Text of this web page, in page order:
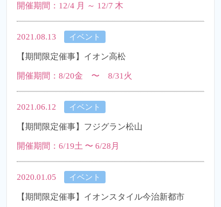
開催期間：12/4 月 ～ 12/7 木
2021.08.13 イベント
【期間限定催事】イオン高松
開催期間：8/20金 〜 8/31火
2021.06.12 イベント
【期間限定催事】フジグラン松山
開催期間：6/19土 〜 6/28月
2020.01.05 イベント
【期間限定催事】イオンスタイル今治新都市